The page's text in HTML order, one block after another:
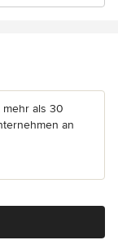
mehr als 30
an